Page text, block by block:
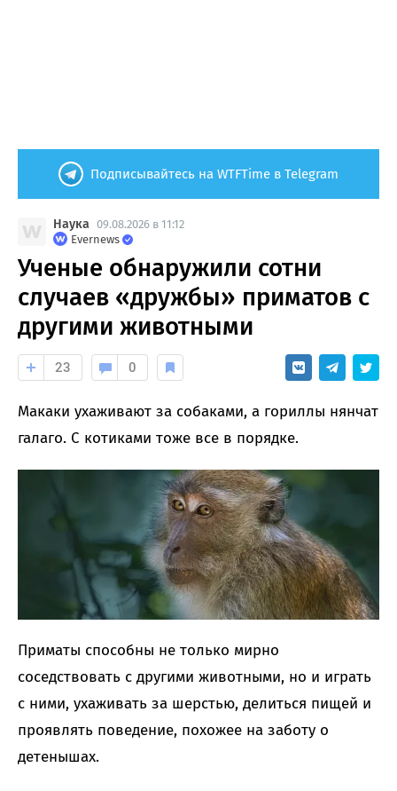
Подписывайтесь на WTFTime в Telegram
Наука 09.08.2026 в 11:12
Evernews
Ученые обнаружили сотни
случаев «дружбы» приматов с
другими животными
23 0
Макаки ухаживают за собаками, а гориллы нянчат
галаго. С котиками тоже все в порядке.
Приматы способны не только мирно
соседствовать с другими животными, но и играть
с ними, ухаживать за шерстью, делиться пищей и
проявлять поведение, похожее на заботу о
детенышах.